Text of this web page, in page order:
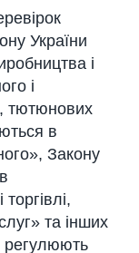
України
і
і
тютюнових
в
Закону
та інших
регулюють